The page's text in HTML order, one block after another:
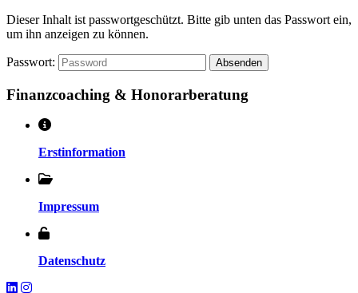
Dieser Inhalt ist passwortgeschützt. Bitte gib unten das Passwort ein,
um ihn anzeigen zu können.
Passwort:
Finanzcoaching & Honorarberatung
Erstinformation
Impressum
Datenschutz